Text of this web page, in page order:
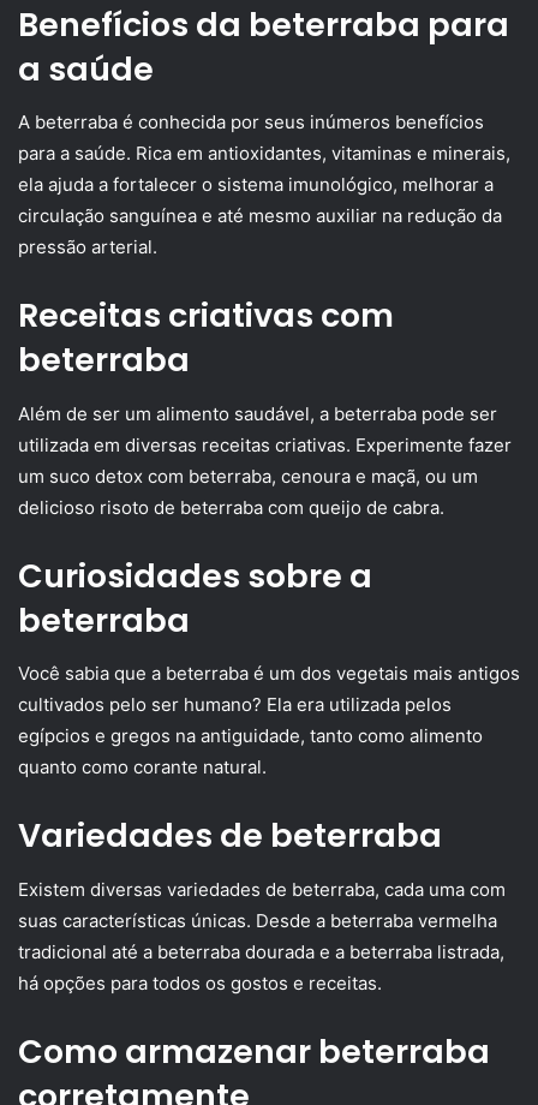
Benefícios da beterraba para
a saúde
A beterraba é conhecida por seus inúmeros benefícios
para a saúde. Rica em antioxidantes, vitaminas e minerais,
ela ajuda a fortalecer o sistema imunológico, melhorar a
circulação sanguínea e até mesmo auxiliar na redução da
pressão arterial.
Receitas criativas com
beterraba
Além de ser um alimento saudável, a beterraba pode ser
utilizada em diversas receitas criativas. Experimente fazer
um suco detox com beterraba, cenoura e maçã, ou um
delicioso risoto de beterraba com queijo de cabra.
Curiosidades sobre a
beterraba
Você sabia que a beterraba é um dos vegetais mais antigos
cultivados pelo ser humano? Ela era utilizada pelos
egípcios e gregos na antiguidade, tanto como alimento
quanto como corante natural.
Variedades de beterraba
Existem diversas variedades de beterraba, cada uma com
suas características únicas. Desde a beterraba vermelha
tradicional até a beterraba dourada e a beterraba listrada,
há opções para todos os gostos e receitas.
Como armazenar beterraba
corretamente